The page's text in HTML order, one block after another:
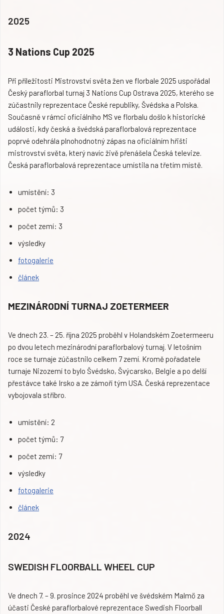
2025
3 Nations Cup 2025
Při příležitosti Mistrovství světa žen ve florbale 2025 uspořádal
Český paraflorbal turnaj 3 Nations Cup Ostrava 2025, kterého se
zúčastnily reprezentace České republiky, Švédska a Polska.
Současně v rámci oficiálního MS ve florbalu došlo k historické
události, kdy česká a švédská paraflorbalová reprezentace
poprvé odehrála plnohodnotný zápas na oficiálním hřišti
mistrovství světa, který navíc živě přenášela Česká televize.
Česká paraflorbalová reprezentace umístila na třetím místě.
umístění: 3
počet týmů: 3
počet zemí: 3
výsledky
fotogalerie
článek
MEZINÁRODNÍ TURNAJ ZOETERMEER
Ve dnech 23. – 25. října 2025 proběhl v Holandském Zoetermeeru
po dvou letech mezinárodní paraflorbalový turnaj. V letošním
roce se turnaje zúčastnilo celkem 7 zemí. Kromě pořadatele
turnaje Nizozemí to bylo Švédsko, Švýcarsko, Belgie a po delší
přestávce také Irsko a ze zámoří tým USA. Česká reprezentace
vybojovala stříbro.
umístění: 2
počet týmů: 7
počet zemí: 7
výsledky
fotogalerie
článek
2024
SWEDISH FLOORBALL WHEEL CUP
Ve dnech 7. – 9. prosince 2024 proběhl ve švédském Malmö za
účasti České paraflorbalové reprezentace Swedish Floorball